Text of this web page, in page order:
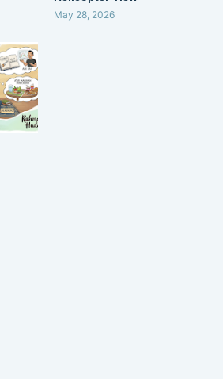
May 28, 2026